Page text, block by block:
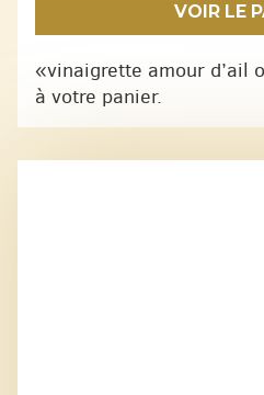
VOIR LE
«vinaigrette amour d’ail
à votre panier.